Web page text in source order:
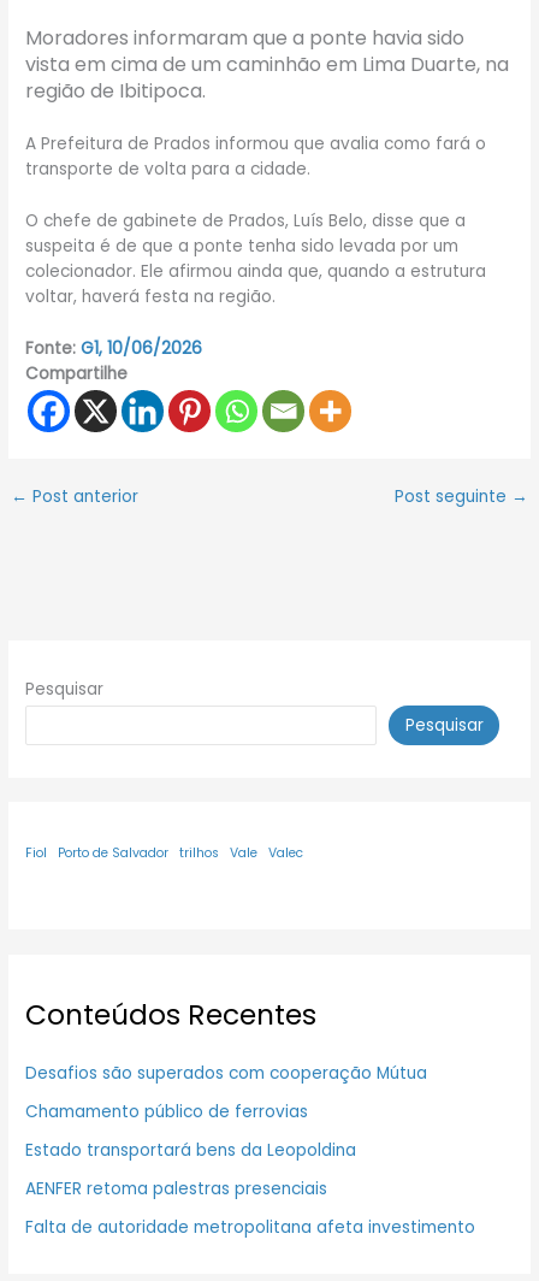
Moradores informaram que a ponte havia sido
vista em cima de um caminhão em Lima Duarte, na
região de Ibitipoca.
A Prefeitura de Prados informou que avalia como fará o
transporte de volta para a cidade.
O chefe de gabinete de Prados, Luís Belo, disse que a
suspeita é de que a ponte tenha sido levada por um
colecionador. Ele afirmou ainda que, quando a estrutura
voltar, haverá festa na região.
Fonte:G1, 10/06/2026
Compartilhe
← Post anterior Post seguinte →
Pesquisar
Pesquisar
Fiol Porto de Salvador trilhos Vale Valec
Conteúdos Recentes
Desafios são superados com cooperação Mútua
Chamamento público de ferrovias
Estado transportará bens da Leopoldina
AENFER retoma palestras presenciais
Falta de autoridade metropolitana afeta investimento